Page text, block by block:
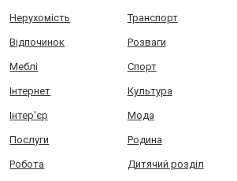
Нерухомість Транспорт
Відпочинок Розваги
Меблі Спорт
Інтернет Культура
Інтер'єр Мода
Послуги Родина
Робота Дитячий розділ